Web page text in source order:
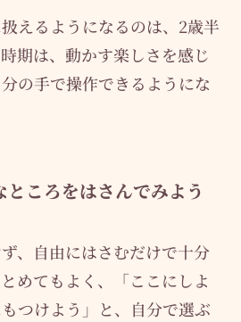
えるようになるのは、2歳半
期は、動かす楽しさを感じ
の手で操作できるようにな
ところをはさんでみよう
、自由にはさむだけで十分
めてもよく、「ここにしよ
つけよう」と、自分で選ぶ